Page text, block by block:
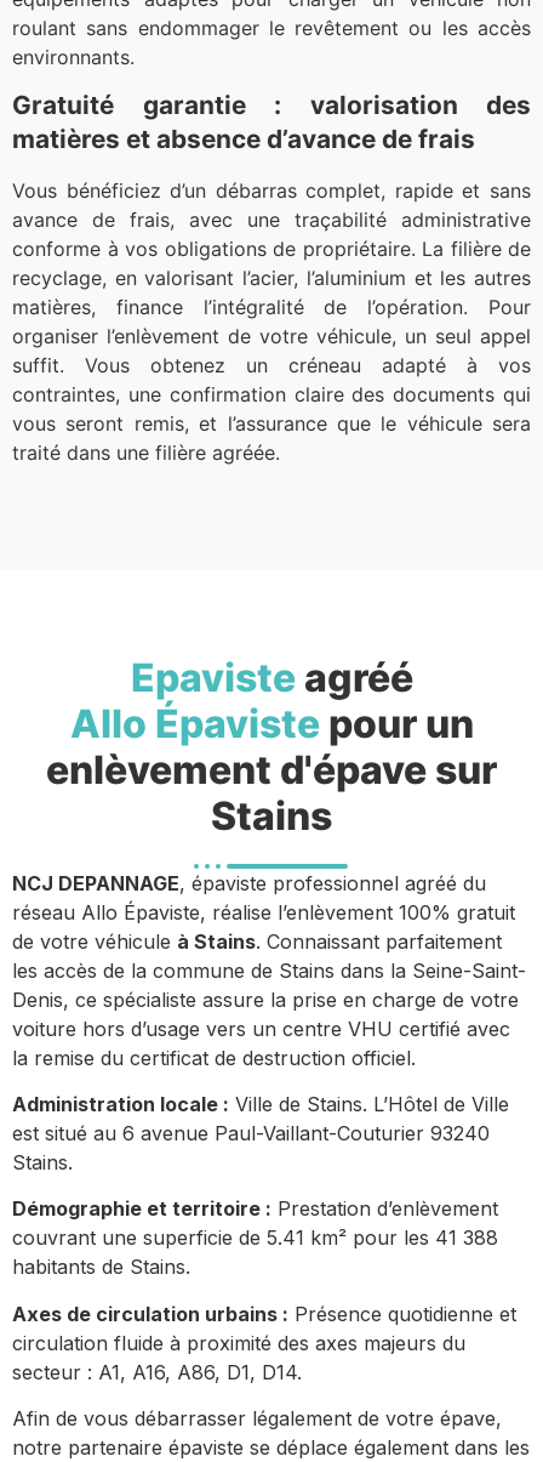
roulant sans endommager le revêtement ou les accès
environnants.
Gratuité garantie : valorisation des
matières et absence d’avance de frais
Vous bénéficiez d’un débarras complet, rapide et sans
avance de frais, avec une traçabilité administrative
conforme à vos obligations de propriétaire. La filière de
recyclage, en valorisant l’acier, l’aluminium et les autres
matières, finance l’intégralité de l’opération. Pour
organiser l’enlèvement de votre véhicule, un seul appel
suffit. Vous obtenez un créneau adapté à vos
contraintes, une confirmation claire des documents qui
vous seront remis, et l’assurance que le véhicule sera
traité dans une filière agréée.
Epavisteagréé
Allo Épavistepour un
enlèvement d'épave sur
Stains
NCJ DEPANNAGE, épaviste professionnel agréé du
réseau Allo Épaviste, réalise l’enlèvement 100% gratuit
de votre véhicule à Stains. Connaissant parfaitement
les accès de la commune de Stains dans la Seine-Saint-
Denis, ce spécialiste assure la prise en charge de votre
voiture hors d’usage vers un centre VHU certifié avec
la remise du certificat de destruction officiel.
Administration locale : Ville de Stains. L’Hôtel de Ville
est situé au 6 avenue Paul-Vaillant-Couturier 93240
Stains.
Démographie et territoire : Prestation d’enlèvement
couvrant une superficie de 5.41 km² pour les 41 388
habitants de Stains.
Axes de circulation urbains : Présence quotidienne et
circulation fluide à proximité des axes majeurs du
secteur : A1, A16, A86, D1, D14.
Afin de vous débarrasser légalement de votre épave,
notre partenaire épaviste se déplace également dans les